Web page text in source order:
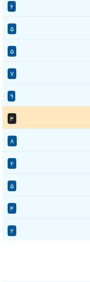
۶
۵
۵
۷
۴
۸
۲
۵
۴
۲